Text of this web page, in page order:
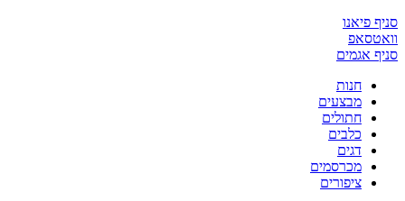
סניף פיאנו
וואטסאפ
סניף אגמים
חנות
מבצעים
חתולים
כלבים
דגים
מכרסמים
ציפורים